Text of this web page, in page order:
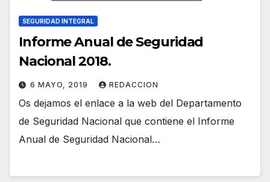
SEGURIDAD INTEGRAL
Informe Anual de Seguridad
Nacional 2018.
6 MAYO, 2019 REDACCION
Os dejamos el enlace a la web del Departamento
de Seguridad Nacional que contiene el Informe
Anual de Seguridad Nacional…